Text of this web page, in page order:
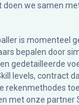
doen we samen
is momenteel
bepalen door
gedetailleerde
levels, contract
rekenmethodes
met onze partner